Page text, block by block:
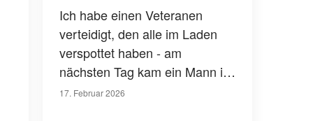
Ich habe einen Veteranen
verteidigt, den alle im Laden
verspottet haben - am
nächsten Tag kam ein Mann im
Anzug auf mich zu und sagte:
17. Februar 2026